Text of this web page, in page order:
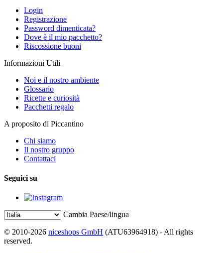
Login
Registrazione
Password dimenticata?
Dove è il mio pacchetto?
Riscossione buoni
Informazioni Utili
Noi e il nostro ambiente
Glossario
Ricette e curiosità
Pacchetti regalo
A proposito di Piccantino
Chi siamo
Il nostro gruppo
Contattaci
Seguici su
Cambia Paese/lingua
© 2010-2026 niceshops GmbH (ATU63964918) - All rights
reserved.